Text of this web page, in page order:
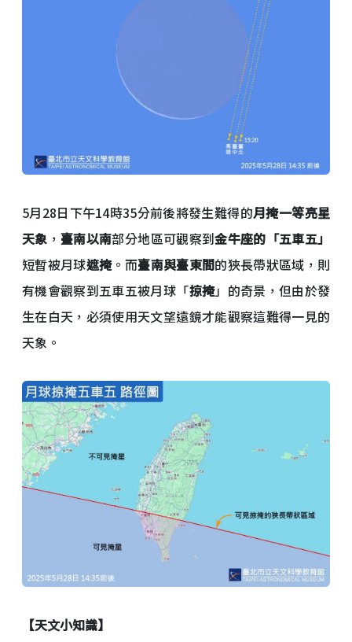
5月28日下午14時35分前後將發生難得的月掩一等亮星
天象 ，臺南以南部分地區可觀察到金牛座的「五車五」
短暫被月球遮掩。而臺南與臺東間的狹長帶狀區域，則
有機會觀察到五車五被月球「掠掩」的奇景，但由於發
生在白天，必須使用天文望遠鏡才能觀察這難得一見的
天象。
【天文小知識】